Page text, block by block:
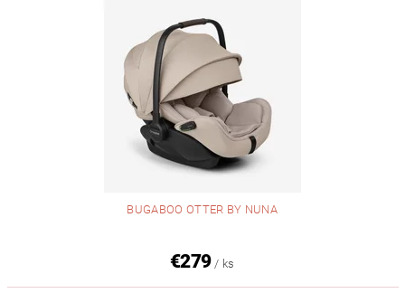
BUGABOO OTTER BY NUNA
€279 / ks